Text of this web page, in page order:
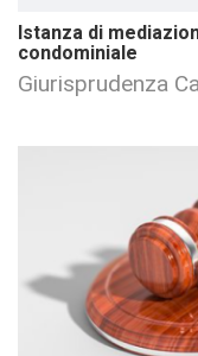
Istanza di
condominiale
Giurisprudenza